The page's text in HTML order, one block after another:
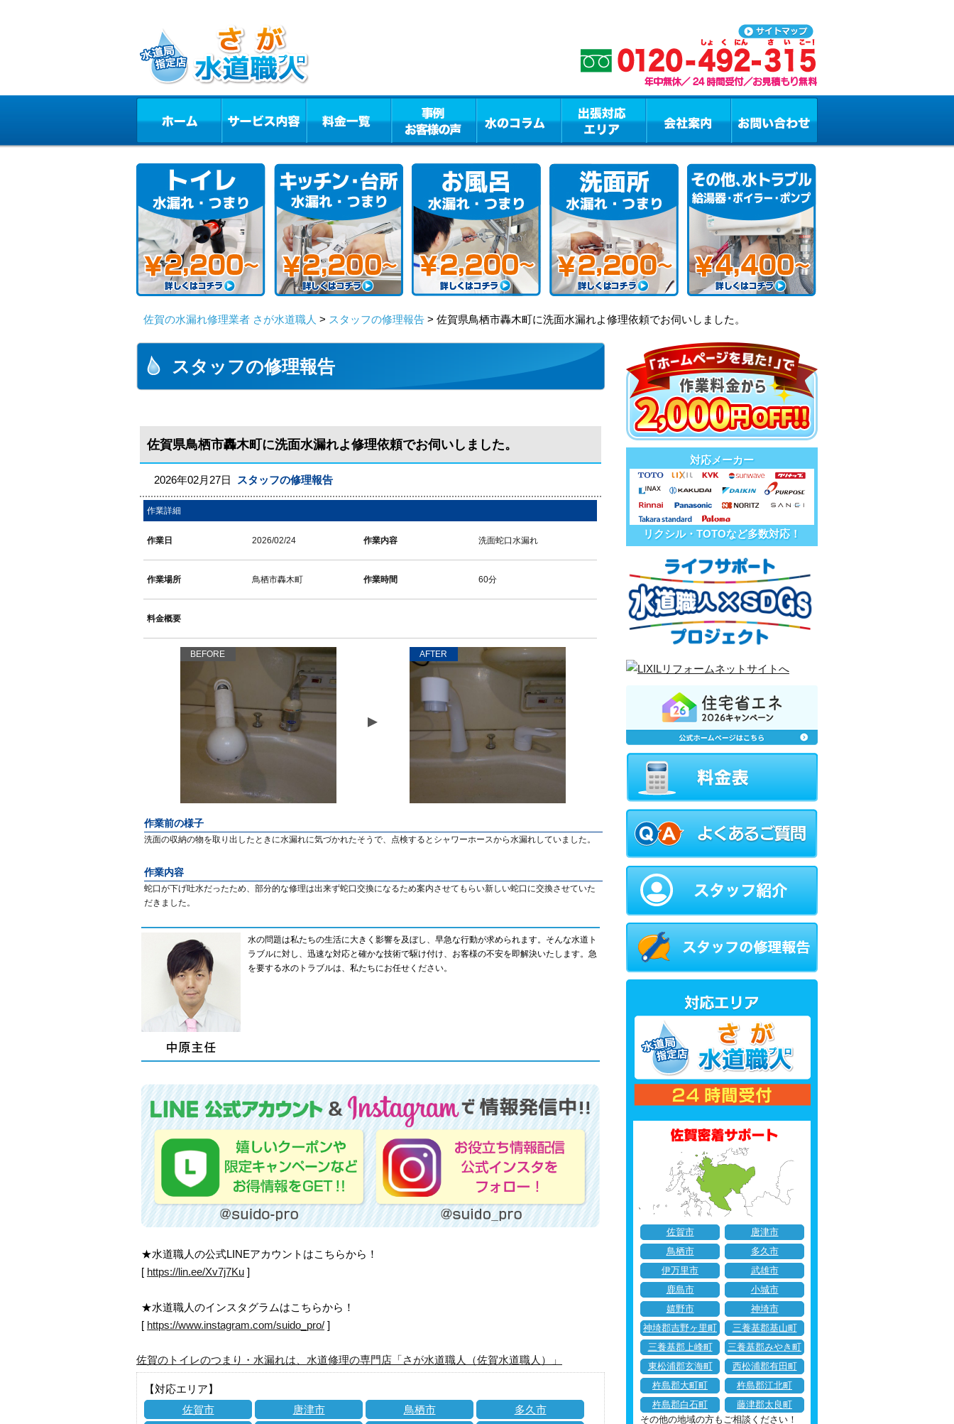
佐賀の水漏れ修理業者 さが水道職人 > スタッフの修理報告 > 佐賀県鳥栖市轟木町に洗面水漏れよ修理依頼でお伺いしました。
スタッフの修理報告
佐賀県鳥栖市轟木町に洗面水漏れよ修理依頼でお伺いしました。
2026年02月27日 スタッフの修理報告
作業詳細
作業日 2026/02/24 作業内容 洗面蛇口水漏れ
作業場所 鳥栖市轟木町 作業時間 60分
料金概要
BEFORE AFTER
作業前の様子
洗面の収納の物を取り出したときに水漏れに気づかれたそうで、点検するとシャワーホースから水漏れしていました。
作業内容
蛇口が下げ吐水だったため、部分的な修理は出来ず蛇口交換になるため案内させてもらい新しい蛇口に交換させていた
だきました。
水の問題は私たちの生活に大きく影響を及ぼし、早急な行動が求められます。そんな水道ト
ラブルに対し、迅速な対応と確かな技術で駆け付け、お客様の不安を即解決いたします。急
を要する水のトラブルは、私たちにお任せください。
★水道職人の公式LINEアカウントはこちらから！
[ https://lin.ee/Xv7j7Ku ]
★水道職人のインスタグラムはこちらから！
[ https://www.instagram.com/suido_pro/ ]
佐賀のトイレのつまり・水漏れは、水道修理の専門店「さが水道職人（佐賀水道職人）」
【対応エリア】
佐賀市
唐津市 鳥栖市
多久市
対応メーカー
リクシル・TOTOなど多数対応！
佐賀市
唐津市
鳥栖市
多久市
伊万里市
武雄市
鹿島市
小城市
嬉野市
神埼市
神埼郡吉野ヶ里町
三養基郡基山町
三養基郡上峰町
三養基郡みやき町
東松浦郡玄海町
西松浦郡有田町
杵島郡大町町
杵島郡江北町
杵島郡白石町
藤津郡太良町
その他の地域の方もご相談ください！